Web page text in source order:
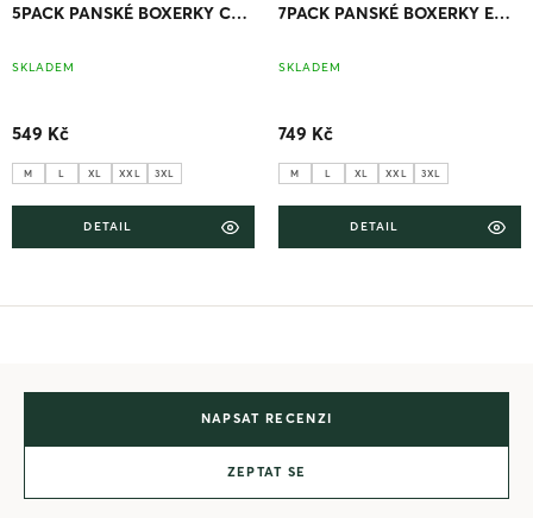
5PACK PANSKÉ BOXERKY COMFORT
SKLADEM
549 Kč
M L XL XXL 3XL
DETAIL
7PACK PANSKÉ BOXERKY EVERYDAY
SKLADEM
749 Kč
M L XL XXL 3XL
DETAIL
NAPSAT RECENZI
ZEPTAT SE